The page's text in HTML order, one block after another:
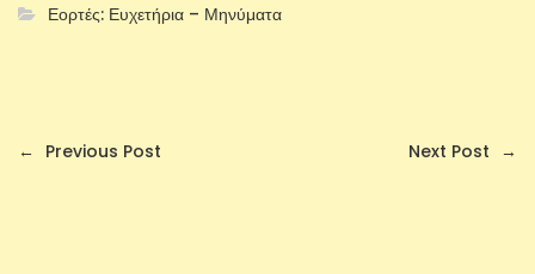
Εορτές: Ευχετήρια – Μηνύματα
← Previous Post Next Post →